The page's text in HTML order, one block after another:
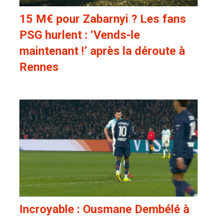
15 M€ pour Zabarnyi ? Les fans
PSG hurlent : ‘Vends-le
maintenant !’ après la déroute à
Rennes
Incroyable : Ousmane Dembélé à